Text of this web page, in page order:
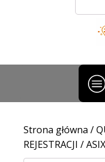
Strona główna /
REJESTRACJI /